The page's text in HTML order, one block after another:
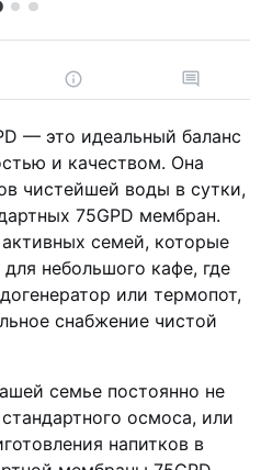
— это идеальный баланс
и качеством. Она
чистейшей воды в сутки,
75GPD мембран.
семей, которые
небольшого кафе, где
или термопот,
снабжение чистой
семье постоянно не
осмоса, или
напитков в